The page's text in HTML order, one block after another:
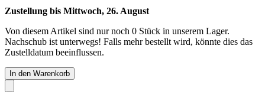
Zustellung bis Mittwoch, 26. August
Von diesem Artikel sind nur noch 0 Stück in unserem Lager.
Nachschub ist unterwegs! Falls mehr bestellt wird, könnte dies das
Zustelldatum beeinflussen.
In den Warenkorb